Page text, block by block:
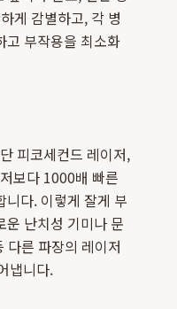
게 감별하고, 각 병
고 부작용을 최소화
피코세컨드 레이저,
보다 1000배 빠른
니다. 이렇게 잘게 부
운 난치성 기미나 문
다른 파장의 레이저
냅니다.